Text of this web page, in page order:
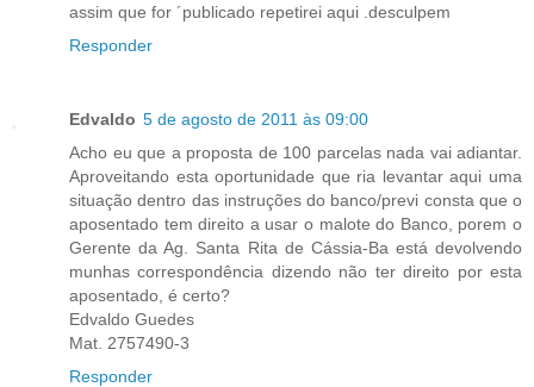
assim que for ´publicado repetirei aqui .desculpem
Responder
Edvaldo 5 de agosto de 2011 às 09:00
Acho eu que a proposta de 100 parcelas nada vai adiantar.
Aproveitando esta oportunidade que ria levantar aqui uma
situação dentro das instruções do banco/previ consta que o
aposentado tem direito a usar o malote do Banco, porem o
Gerente da Ag. Santa Rita de Cássia-Ba está devolvendo
munhas correspondência dizendo não ter direito por esta
aposentado, é certo?
Edvaldo Guedes
Mat. 2757490-3
Responder